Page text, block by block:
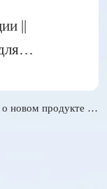
||
Информация о новом продукте || Интеллектуальное управление, комплексная интеграция! Интеллектуальный...